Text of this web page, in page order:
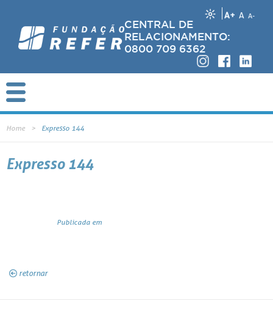
A+ A A-
CENTRAL DE
RELACIONAMENTO:
0800 709 6362
Home Expresso 144
Expresso 144
Publicada em
retornar